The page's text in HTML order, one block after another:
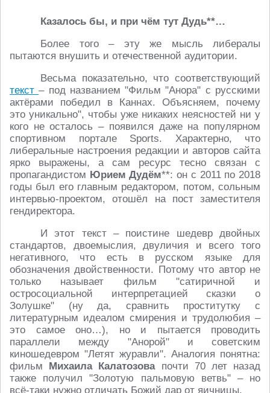
Казалось бы, и при чём тут Дудь**…
Более того – эту же мысль либералы
пытаются внушить и отечественной аудитории.
Весьма показательно, что соответствующий
текст– под названием "Фильм "Анора" с русскими
актёрами победил в Каннах. Объясняем, почему
это уникально", чтобы уже никаких неясностей ни у
кого не осталось – появился даже на популярном
спортивном портале Sports. Характерно, что
либеральные настроения редакции и авторов сайта
ярко выражены, а сам ресурс тесно связан с
пропагандистом Юрием Дудём**: он с 2011 по 2018
годы был его главным редактором, потом, сольным
интервью-проектом, отошёл на пост заместителя
гендиректора.
И этот текст – поистине шедевр двойных
стандартов, двоемыслия, двуличия и всего того
негативного, что есть в русском языке для
обозначения двойственности. Потому что автор не
только называет фильм "сатиричной и
остросоциальной интерпретацией сказки о
Золушке" (ну да, сравнить проститутку с
литературным идеалом смирения и трудолюбия –
это самое оно…), но и пытается проводить
параллели между "Анорой" и советским
киношедевром "Летят журавли". Аналогия понятна:
фильм Михаила Калатозовапочти 70 лет назад
также получил "Золотую пальмовую ветвь" – но
всё-таки нужно отличать Божий дар от яичницы.